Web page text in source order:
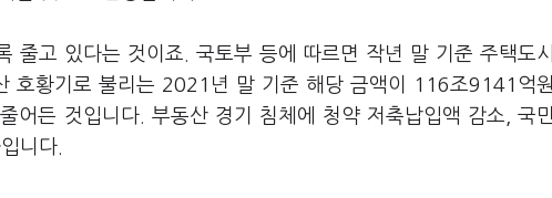
줄고 있다는 것이죠. 국토부 등에 따르면 작년 말 기준 주택도시
호황기로 불리는 2021년 말 기준 해당 금액이 116조9141억원
어든 것입니다. 부동산 경기 침체에 청약 저축납입액 감소, 국
니다.